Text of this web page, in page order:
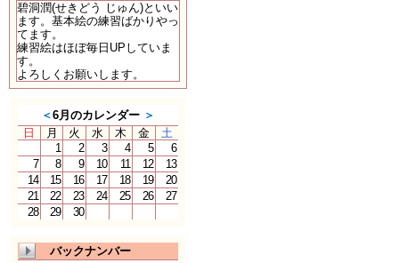
碧洞潤(せきどう じゅん)といい
ます。基本絵の練習ばかりやっ
てます。
練習絵はほぼ毎日UPしていま
す。
よろしくお願いします。
＜6月のカレンダー ＞
日
月 火 水 木 金
土
1
2 3 4 5
6
7
8 9 10 11 12
13
14
15 16 17 18 19
20
21
22 23 24 25 26
27
28
29 30
バックナンバー